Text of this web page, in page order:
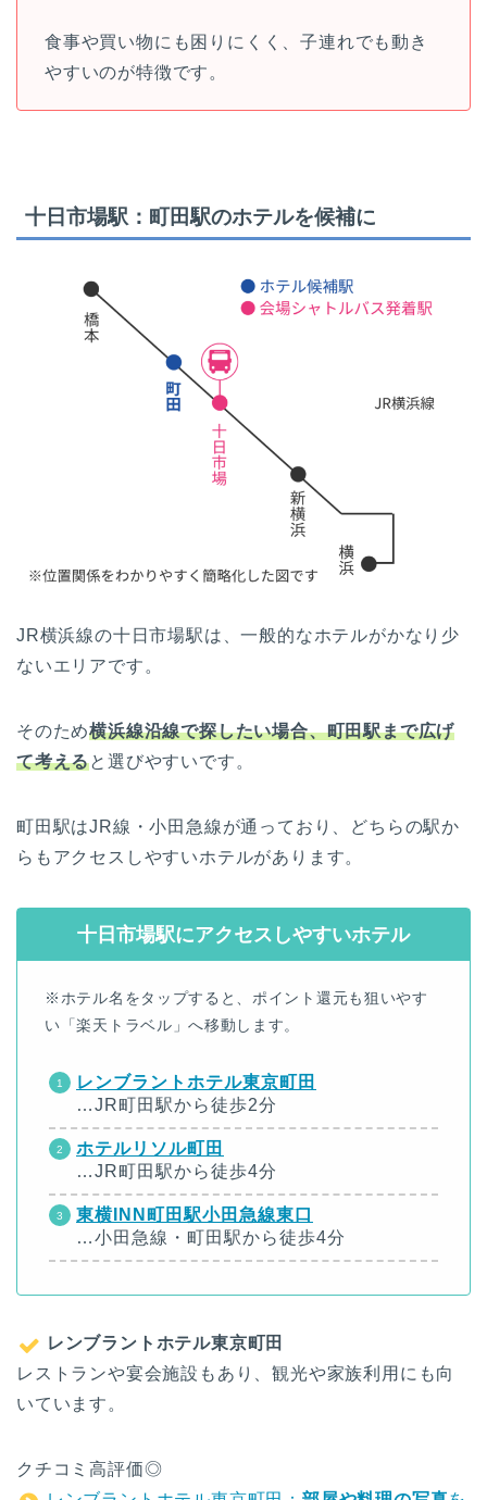
食事や買い物にも困りにくく、子連れでも動き
やすいのが特徴です。
十日市場駅：町田駅のホテルを候補に
JR横浜線の十日市場駅は、一般的なホテルがかなり少
ないエリアです。
そのため横浜線沿線で探したい場合、町田駅まで広げ
て考えると選びやすいです。
町田駅はJR線・小田急線が通っており、どちらの駅か
らもアクセスしやすいホテルがあります。
十日市場駅にアクセスしやすいホテル
※ホテル名をタップすると、ポイント還元も狙いやす
い「楽天トラベル」へ移動します。
レンブラントホテル東京町田
…JR町田駅から徒歩2分
ホテルリソル町田
…JR町田駅から徒歩4分
東横INN町田駅小田急線東口
…小田急線・町田駅から徒歩4分
レンブラントホテル東京町田
レストランや宴会施設もあり、観光や家族利用にも向
いています。
クチコミ高評価◎